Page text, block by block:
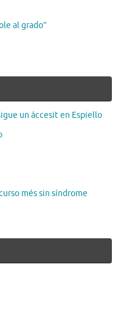
al grado”
un áccesit en Espiello
més sin síndrome